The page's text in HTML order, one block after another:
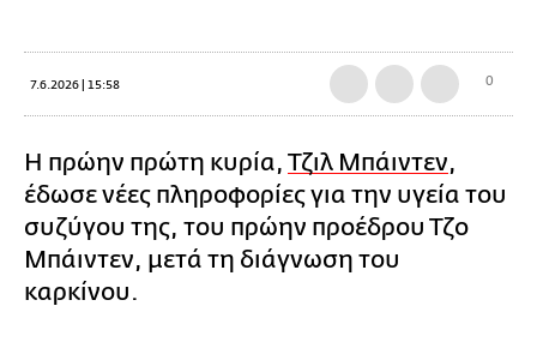
7.6.2026 | 15:58 0
Η πρώην πρώτη κυρία, Τζιλ Μπάιντεν,
έδωσε νέες πληροφορίες για την υγεία του
συζύγου της, του πρώην προέδρου Τζο
Μπάιντεν, μετά τη διάγνωση του
καρκίνου.